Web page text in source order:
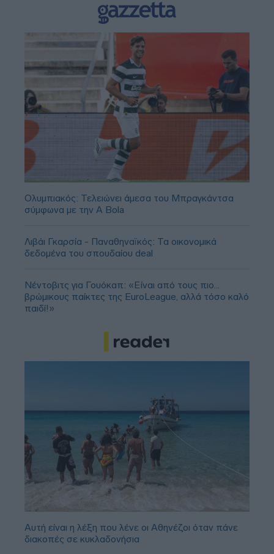
Ολυμπιακός: Τελειώνει άμεσα του Μπραγκάντσα
σύμφωνα με την A Bola
Λιβάι Γκαρσία - Παναθηναϊκός: Τα οικονομικά
δεδομένα του σπουδαίου deal
Νέντοβιτς για Γουόκαπ: «Είναι από τους πιο...
βρώμικους παίκτες της EuroLeague, αλλά τόσο καλό
παιδί!»
Αυτή είναι η λέξη που λένε οι Αθηνέζοι όταν πάνε
διακοπές σε κυκλαδονήσια